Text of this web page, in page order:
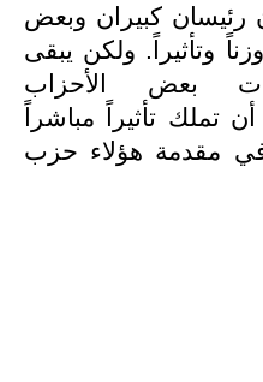
رئيسان كبيران وبعض
وتأثيراً. ولكن يبقى
بعض الأحزاب
تملك تأثيراً مباشراً
وفي مقدمة هؤلاء حزب